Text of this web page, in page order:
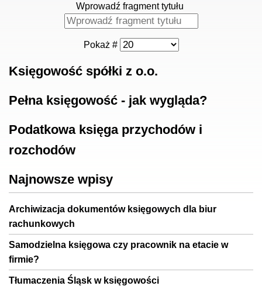
Wprowadź fragment tytułu
Pokaż #
Księgowość spółki z o.o.
Pełna księgowość - jak wygląda?
Podatkowa księga przychodów i
rozchodów
Najnowsze wpisy
Archiwizacja dokumentów księgowych dla biur
rachunkowych
Samodzielna księgowa czy pracownik na etacie w
firmie?
Tłumaczenia Śląsk w księgowości